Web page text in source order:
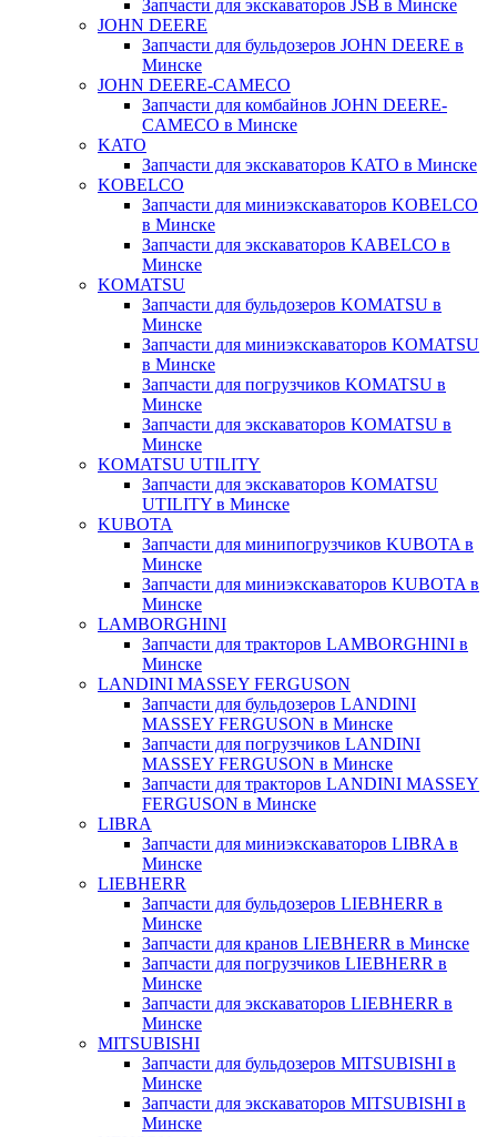
Запчасти для экскаваторов JSB в Минске
JOHN DEERE
Запчасти для бульдозеров JOHN DEERE в
Минске
JOHN DEERE-CAMECO
Запчасти для комбайнов JOHN DEERE-
CAMECO в Минске
KATO
Запчасти для экскаваторов KATO в Минске
KOBELCO
Запчасти для миниэкскаваторов KOBELCO
в Минске
Запчасти для экскаваторов KABELCO в
Минске
KOMATSU
Запчасти для бульдозеров KOMATSU в
Минске
Запчасти для миниэкскаваторов KOMATSU
в Минске
Запчасти для погрузчиков KOMATSU в
Минске
Запчасти для экскаваторов KOMATSU в
Минске
KOMATSU UTILITY
Запчасти для экскаваторов KOMATSU
UTILITY в Минске
KUBOTA
Запчасти для минипогрузчиков KUBOTA в
Минске
Запчасти для миниэкскаваторов KUBOTA в
Минске
LAMBORGHINI
Запчасти для тракторов LAMBORGHINI в
Минске
LANDINI MASSEY FERGUSON
Запчасти для бульдозеров LANDINI
MASSEY FERGUSON в Минске
Запчасти для погрузчиков LANDINI
MASSEY FERGUSON в Минске
Запчасти для тракторов LANDINI MASSEY
FERGUSON в Минске
LIBRA
Запчасти для миниэкскаваторов LIBRA в
Минске
LIEBHERR
Запчасти для бульдозеров LIEBHERR в
Минске
Запчасти для кранов LIEBHERR в Минске
Запчасти для погрузчиков LIEBHERR в
Минске
Запчасти для экскаваторов LIEBHERR в
Минске
MITSUBISHI
Запчасти для бульдозеров MITSUBISHI в
Минске
Запчасти для экскаваторов MITSUBISHI в
Минске